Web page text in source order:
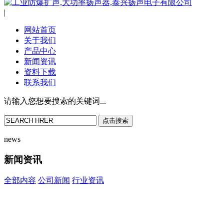
|
网站首页
关于我们
产品中心
新闻资讯
资料下载
联系我们
请输入您想要搜索的关键词...
点击搜索
news
新闻资讯
全部内容 公司新闻 行业资讯